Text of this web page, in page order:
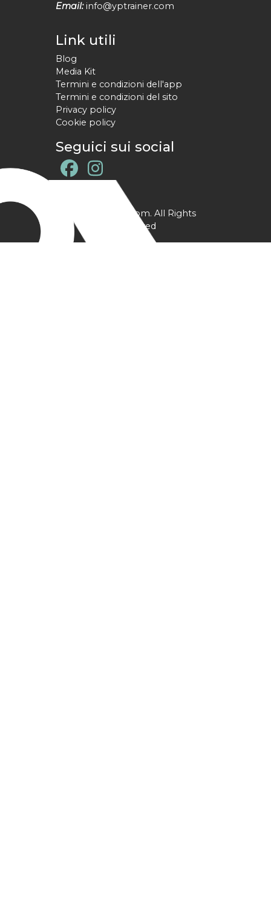
Email: info@yptrainer.com
Link utili
Blog
Media Kit
Termini e condizioni dell'app
Termini e condizioni del sito
Privacy policy
Cookie policy
Seguici sui social
@ YPtrainer.com. All Rights
Reserved